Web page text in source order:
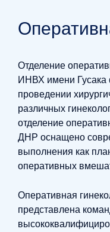
Отделение
ИНВХ имени Гусака
проведении
различных
отделение
ДНР оснащено
выполнения как
оперативных
Оперативная
представлена